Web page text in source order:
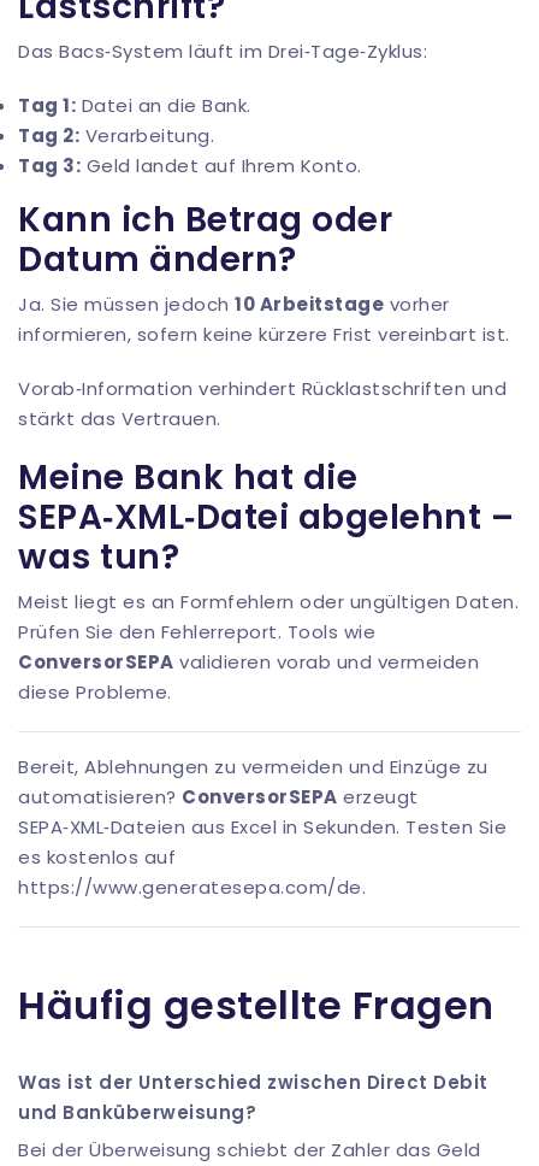
Das Bacs‑System läuft im Drei‑Tage‑Zyklus:
Tag 1: Datei an die Bank.
Tag 2: Verarbeitung.
Tag 3: Geld landet auf Ihrem Konto.
Kann ich Betrag oder
Datum ändern?
Ja. Sie müssen jedoch 10 Arbeitstage vorher
informieren, sofern keine kürzere Frist vereinbart ist.
Vorab‑Information verhindert Rücklastschriften und
stärkt das Vertrauen.
Meine Bank hat die
SEPA‑XML‑Datei abgelehnt –
was tun?
Meist liegt es an Formfehlern oder ungültigen Daten.
Prüfen Sie den Fehlerreport. Tools wie
ConversorSEPA validieren vorab und vermeiden
diese Probleme.
Bereit, Ablehnungen zu vermeiden und Einzüge zu
automatisieren? ConversorSEPA erzeugt
SEPA‑XML‑Dateien aus Excel in Sekunden. Testen Sie
es kostenlos auf
https://www.generatesepa.com/de.
Häufig gestellte Fragen
Was ist der Unterschied zwischen Direct Debit
und Banküberweisung?
Bei der Überweisung schiebt der Zahler das Geld